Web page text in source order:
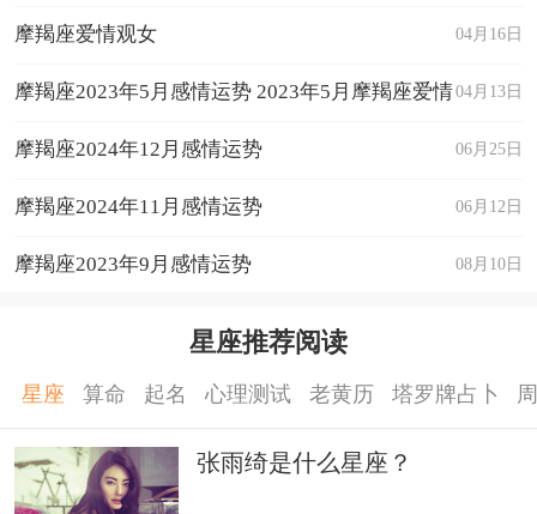
04月16日
摩羯座爱情观女
04月13日
摩羯座2023年5月感情运势 2023年5月摩羯座爱情
运程详解 06月25日
摩羯座2024年12月感情运势
06月12日
摩羯座2024年11月感情运势
08月10日
摩羯座2023年9月感情运势
星座推荐阅读
星座 算命 起名 心理测试 老黄历 塔罗牌占卜
张雨绮是什么星座？